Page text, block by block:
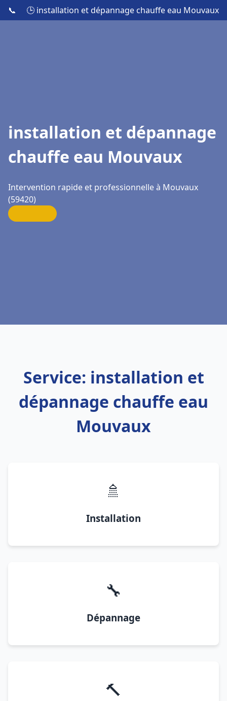
📞 🕒 installation et dépannage chauffe eau Mouvaux
installation et dépannage
chauffe eau Mouvaux
Intervention rapide et professionnelle à Mouvaux
(59420)
Service: installation et
dépannage chauffe eau
Mouvaux
🚿
Installation
🔧
Dépannage
🔨